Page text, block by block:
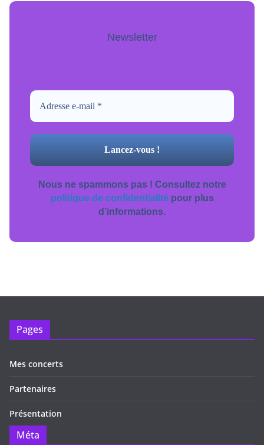
Newsletter
Nous ne spammons pas ! Consultez notre
politique de confidentialitépour plus
d’informations.
Pages
Mes concerts
Partenaires
Présentation
Méta